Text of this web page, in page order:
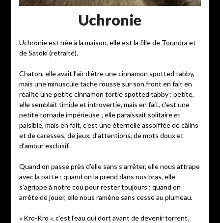
Uchronie
Uchronie est née à la maison, elle est la fille de Toundra et
de Satoki (retraité).
Chaton, elle avait l’air d’être une cinnamon spotted tabby,
mais une minuscule tache rousse sur son front en fait en
réalité une petite cinnamon tortie spotted tabby ; petite,
elle semblait timide et introvertie, mais en fait, c’est une
petite tornade impérieuse ; elle paraissait solitaire et
paisible, mais en fait, c’est une éternelle assoiffée de câlins
et de caresses, de jeux, d’attentions, de mots doux et
d’amour exclusif.
Quand on passe près d’elle sans s’arrêter, elle nous attrape
avec la patte ; quand on la prend dans nos bras, elle
s’agrippe à notre cou pour rester toujours ; quand on
arrête de jouer, elle nous ramène sans cesse au plumeau.
« Kro-Kro », c’est l’eau qui dort avant de devenir torrent.